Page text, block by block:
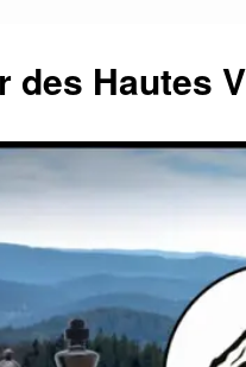
des Hautes